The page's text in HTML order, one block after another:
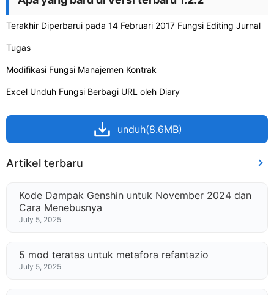
Terakhir Diperbarui pada 14 Februari 2017 Fungsi Editing Jurnal
Tugas
Modifikasi Fungsi Manajemen Kontrak
Excel Unduh Fungsi Berbagi URL oleh Diary
unduh(8.6MB)
Artikel terbaru
Kode Dampak Genshin untuk November 2024 dan
Cara Menebusnya
July 5, 2025
5 mod teratas untuk metafora refantazio
July 5, 2025